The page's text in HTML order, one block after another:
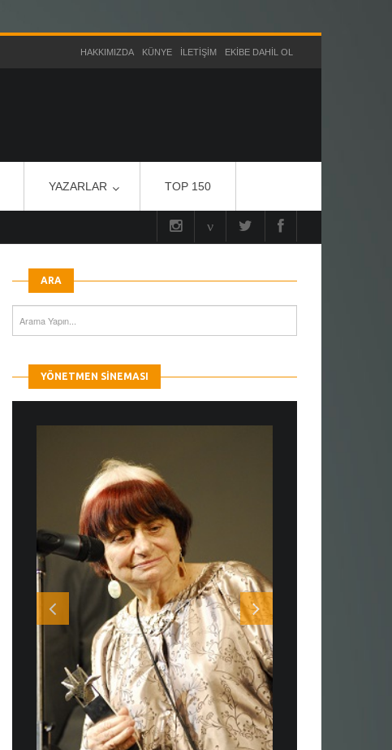
HAKKIMIZDA KÜNYE İLETIŞIM EKIBE DAHIL OL
YAZARLAR TOP 150
ARA
YÖNETMEN SINEMASI